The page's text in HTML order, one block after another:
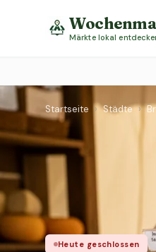
Märkte lokal
Startseite › Städte ›
Heute geschlossen